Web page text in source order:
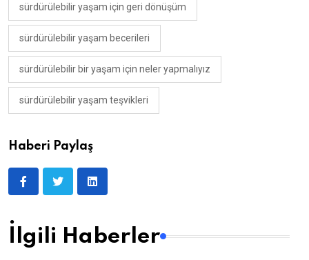
sürdürülebilir yaşam için geri dönüşüm
sürdürülebilir yaşam becerileri
sürdürülebilir bir yaşam için neler yapmalıyız
sürdürülebilir yaşam teşvikleri
Haberi Paylaş
İlgili Haberler